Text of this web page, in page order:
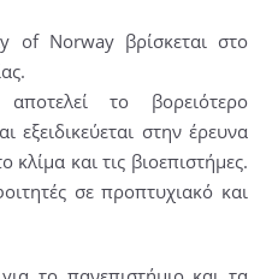
of Norway βρίσκεται στο
το βορειότερο
εξειδικεύεται στην έρευνα
κλίμα και τις βιοεπιστήμες.
σε προπτυχιακό και